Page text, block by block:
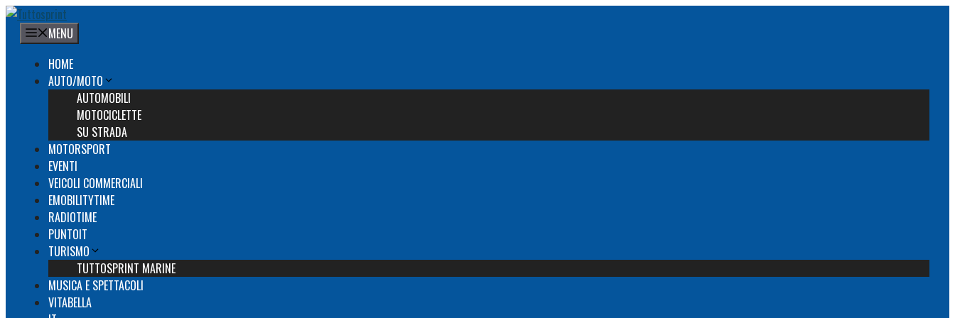
Vai
contenuto
MENU
HOME
AUTO/MOTO
AUTOMOBILI
MOTOCICLETTE
SU STRADA
MOTORSPORT
EVENTI
VEICOLI COMMERCIALI
EMOBILITYTIME
RADIOTIME
PUNTOIT
TURISMO
TUTTOSPRINT MARINE
MUSICA E SPETTACOLI
VITABELLA